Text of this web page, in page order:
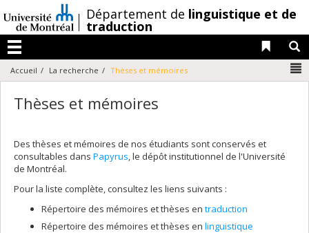
au
contenu
/Département de linguistique et de
traduction
Menu
Liens
Accueil La recherche Thèses et mémoires
Thèses et mémoires
Des thèses et mémoires de nos étudiants sont conservés et
consultables dans Papyrus, le dépôt institutionnel de l'Université
de Montréal.
Pour la liste complète, consultez les liens suivants :
Répertoire des mémoires et thèses en traduction
Répertoire des mémoires et thèses en linguistique